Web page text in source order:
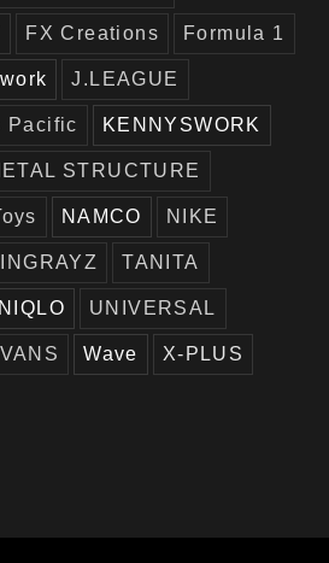
FX Creations Formula 1
J.LEAGUE
Pacific KENNYSWORK
STRUCTURE
NAMCO NIKE
TANITA
UNIVERSAL
VANS Wave X-PLUS